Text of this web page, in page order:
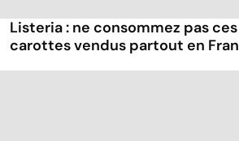
Listeria : ne consommez pas
carottes vendus partout en